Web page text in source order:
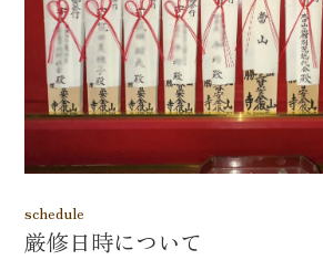
schedule
厳修日時について